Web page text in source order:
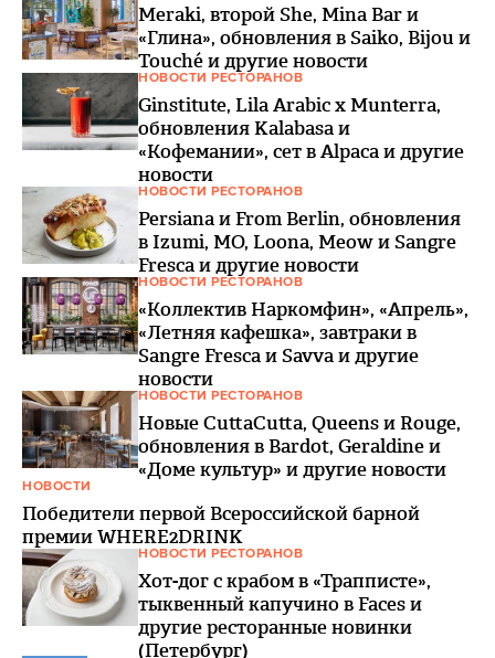
Meraki, второй She, Mina Bar и
«Глина», обновления в Saiko, Bijou и
Touché и другие новости
НОВОСТИ РЕСТОРАНОВ
Ginstitute, Lila Arabic x Munterra,
обновления Kalabasa и
«Кофемании», сет в Alpaca и другие
новости
НОВОСТИ РЕСТОРАНОВ
Persiana и From Berlin, обновления
в Izumi, MO, Loona, Meow и Sangre
Fresca и другие новости
НОВОСТИ РЕСТОРАНОВ
«Коллектив Наркомфин», «Апрель»,
«Летняя кафешка», завтраки в
Sangre Fresca и Savva и другие
новости
НОВОСТИ РЕСТОРАНОВ
Новые CuttaCutta, Queens и Rouge,
обновления в Bardot, Geraldine и
«Доме культур» и другие новости
НОВОСТИ
Победители первой Всероссийской барной
премии WHERE2DRINK
НОВОСТИ РЕСТОРАНОВ
Хот-дог с крабом в «Трапписте»,
тыквенный капучино в Faces и
другие ресторанные новинки
(Петербург)